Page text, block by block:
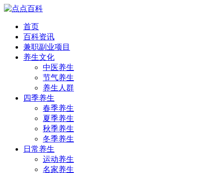
首页
百科资讯
兼职副业项目
养生文化
中医养生
节气养生
养生人群
四季养生
春季养生
夏季养生
秋季养生
冬季养生
日常养生
运动养生
名家养生